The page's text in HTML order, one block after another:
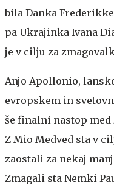
bila Danka
pa Ukrajinka Ivana
je v cilju za
Anjo Apollonio,
evropskem in
še finalni nastop
Z Mio Medved sta v
zaostali za nekaj
Zmagali sta Nemki